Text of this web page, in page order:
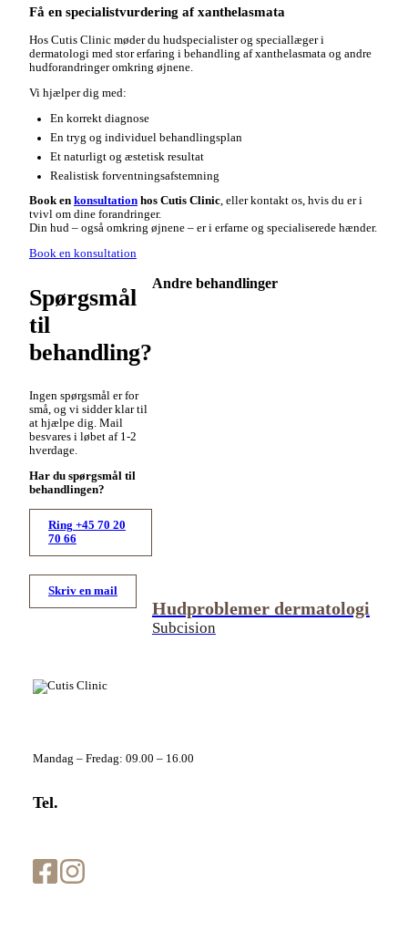
Få en specialistvurdering af xanthelasmata
Hos Cutis Clinic møder du hudspecialister og speciallæger i
dermatologi med stor erfaring i behandling af xanthelasmata og andre
hudforandringer omkring øjnene.
Vi hjælper dig med:
En korrekt diagnose
En tryg og individuel behandlingsplan
Et naturligt og æstetisk resultat
Realistisk forventningsafstemning
Book en konsultationhos Cutis Clinic, eller kontakt os, hvis du er i
tvivl om dine forandringer.
Din hud – også omkring øjnene – er i erfarne og specialiserede hænder.
Book en konsultation
Spørgsmål
til
behandling?
Ingen spørgsmål er for
små, og vi sidder klar til
at hjælpe dig. Mail
besvares i løbet af 1-2
hverdage.
Har du spørgsmål til
behandlingen?
Ring +45 70 20
70 66
Skriv en mail
Andre behandlinger
Hudproblemer dermatologi
Subcision
Mandag – Fredag: 09.00 – 16.00
Tel.